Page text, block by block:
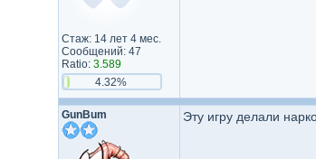
Стаж: 14 лет 4 мес.
Сообщений: 47
Ratio: 3.589
4.32%
GunBum Эту игру делали